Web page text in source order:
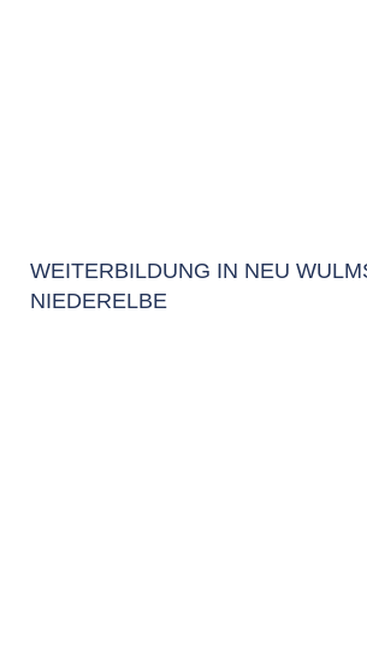
WEITERBILDUNG IN NEU
NIEDERELBE